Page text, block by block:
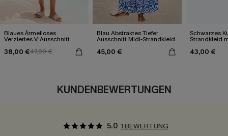
Blaues Ärmelloses
Verziertes V-Ausschnitt
38,00 €47,00 €
Blau Abstraktes Tiefer
Ausschnitt Midi-Strandkleid
45,00 €
Schwarzes
Strandkleid
43,00 €
KUNDENBEWERTUNGEN
5.0 1 BEWERTUNG